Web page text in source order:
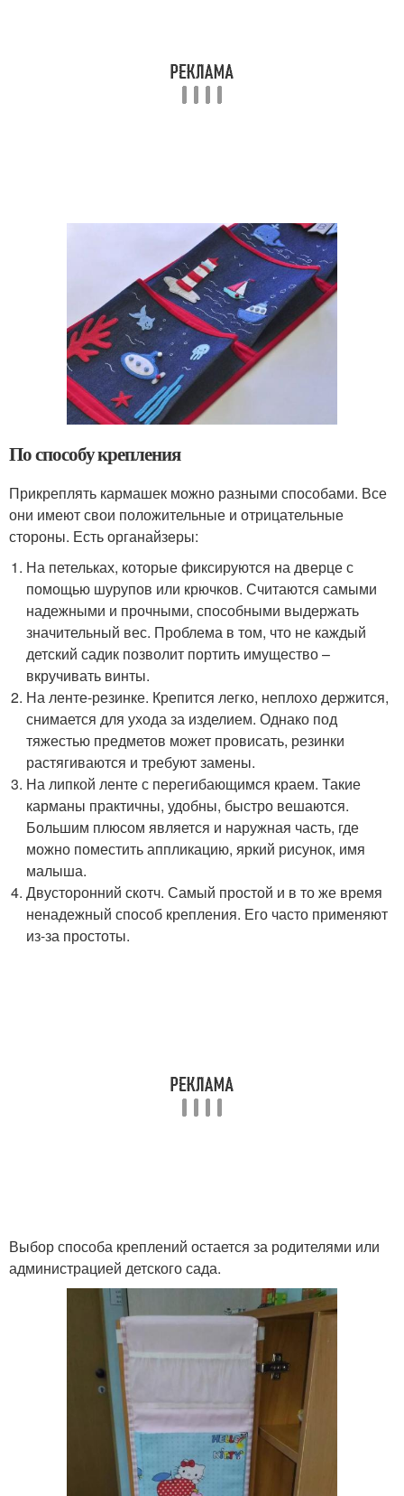
По способу крепления
Прикреплять кармашек можно разными способами. Все
они имеют свои положительные и отрицательные
стороны. Есть органайзеры:
На петельках, которые фиксируются на дверце с
помощью шурупов или крючков. Считаются самыми
надежными и прочными, способными выдержать
значительный вес. Проблема в том, что не каждый
детский садик позволит портить имущество –
вкручивать винты.
На ленте-резинке. Крепится легко, неплохо держится,
снимается для ухода за изделием. Однако под
тяжестью предметов может провисать, резинки
растягиваются и требуют замены.
На липкой ленте с перегибающимся краем. Такие
карманы практичны, удобны, быстро вешаются.
Большим плюсом является и наружная часть, где
можно поместить аппликацию, яркий рисунок, имя
малыша.
Двусторонний скотч. Самый простой и в то же время
ненадежный способ крепления. Его часто применяют
из-за простоты.
Выбор способа креплений остается за родителями или
администрацией детского сада.